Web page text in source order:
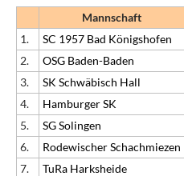
Mannschaft
1.
SC 1957 Bad Königshofen
2.
OSG Baden-Baden
3.
SK Schwäbisch Hall
4.
Hamburger SK
5.
SG Solingen
6.
Rodewischer Schachmiezen
7.
TuRa Harksheide